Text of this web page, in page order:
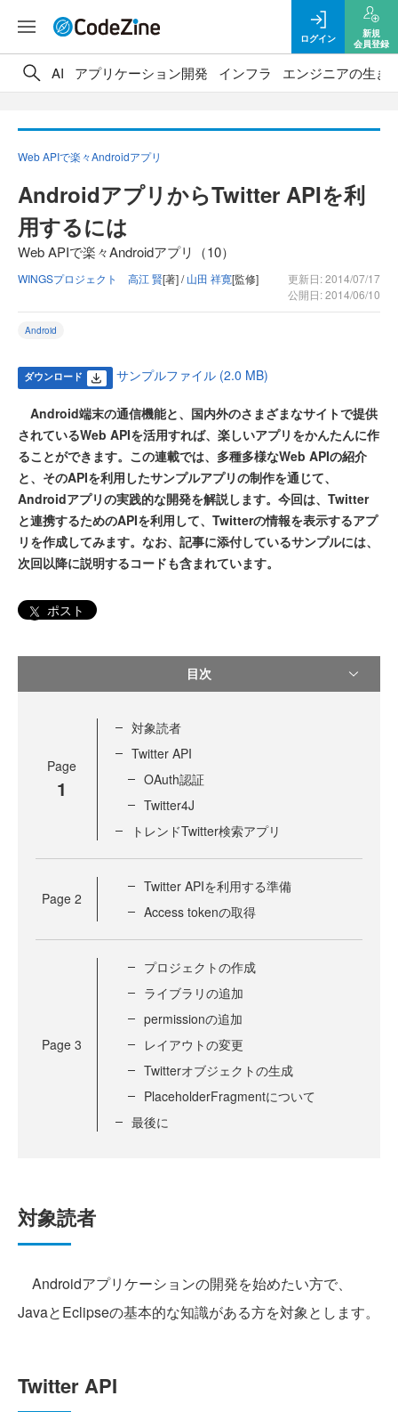
ログイン
新規
会員登録
AI アプリケーション開発 インフラ エンジニアの生き
Web APIで楽々Androidアプリ
AndroidアプリからTwitter APIを利
用するには
Web APIで楽々Androidアプリ（10）
WINGSプロジェクト 高江 賢[著] /山田 祥寛[監修]
更新日: 2014/07/17
公開日: 2014/06/10
Android
ダウンロード サンプルファイル (2.0 MB)
Android端末の通信機能と、国内外のさまざまなサイトで提供
されているWeb APIを活用すれば、楽しいアプリをかんたんに作
ることができます。この連載では、多種多様なWeb APIの紹介
と、そのAPIを利用したサンプルアプリの制作を通じて、
Androidアプリの実践的な開発を解説します。今回は、Twitter
と連携するためのAPIを利用して、Twitterの情報を表示するアプ
リを作成してみます。なお、記事に添付しているサンプルには、
次回以降に説明するコードも含まれています。
ポスト
目次
Page
1
対象読者
Twitter API
OAuth認証
Twitter4J
トレンドTwitter検索アプリ
Page 2
Twitter APIを利用する準備
Access tokenの取得
Page 3
プロジェクトの作成
ライブラリの追加
permissionの追加
レイアウトの変更
Twitterオブジェクトの生成
PlaceholderFragmentについて
最後に
対象読者
Androidアプリケーションの開発を始めたい方で、
JavaとEclipseの基本的な知識がある方を対象とします。
Twitter API